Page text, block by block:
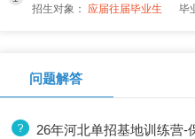
招生对象： 应届往届毕业生 毕
问题解答
26年河北单招基地训练营-保定